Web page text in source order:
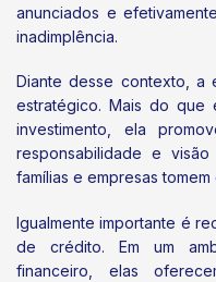
anunciados e
inadimplência.
Diante desse contexto, a
estratégico. Mais do que
investimento, ela
responsabilidade e
famílias e empresas
Igualmente importante é
de crédito. Em um
financeiro, elas